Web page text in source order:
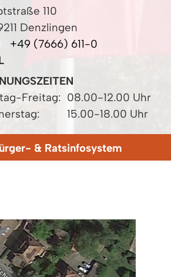
110
Denzlingen
+49 (7666) 611-0
Freitag: 08.00-12.00 Uhr
15.00-18.00 Uhr
& Ratsinfosystem